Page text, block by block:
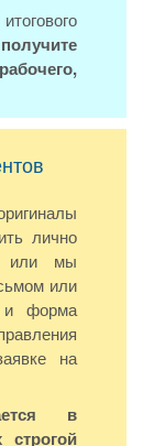
лично
или мы
или
и форма
на
в